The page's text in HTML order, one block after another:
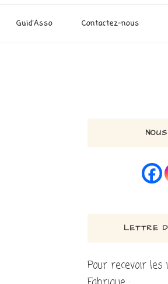
Guid’Asso Contactez-nous
LETTRE
Pour recevoir